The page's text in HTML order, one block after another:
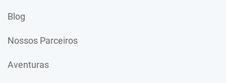
Blog
Nossos Parceiros
Aventuras